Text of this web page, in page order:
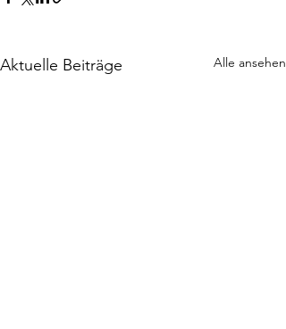
Aktuelle Beiträge Alle ansehen